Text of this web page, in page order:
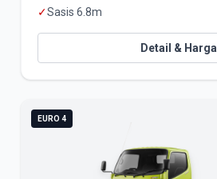
✓Sasis 6.8m
Detail & Harga
EURO 4